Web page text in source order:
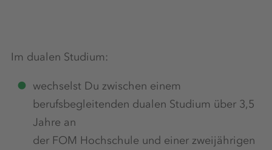
Im dualen Studium:
wechselst Du zwischen einem
berufsbegleitenden dualen Studium über 3,5
Jahre an
der FOM Hochschule und einer zweijährigen